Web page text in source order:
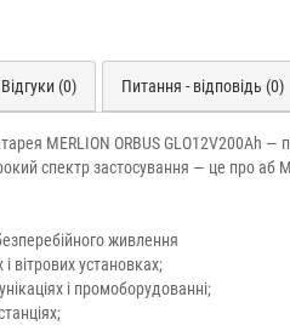
Відгуки (0) Питання - відповідь (0)
MERLION ORBUS GLO12V200Ah —
спектр застосування — це про аб
живлення
вітрових установках;
і промоборудованні;